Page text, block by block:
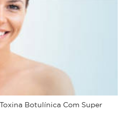
Botulínica Com Super